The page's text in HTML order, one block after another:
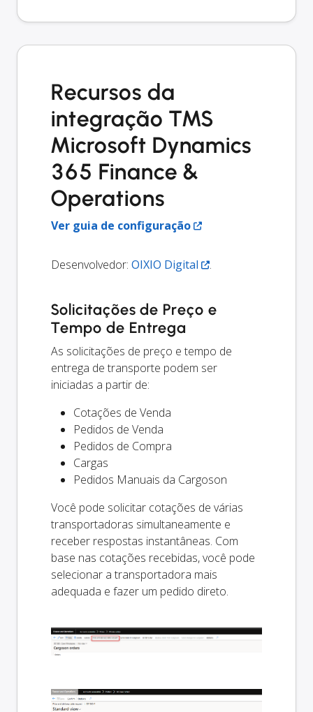
Recursos da
integração TMS
Microsoft Dynamics
365 Finance &
Operations
Ver guia de configuração
Desenvolvedor: OIXIO Digital .
Solicitações de Preço e
Tempo de Entrega
As solicitações de preço e tempo de
entrega de transporte podem ser
iniciadas a partir de:
Cotações de Venda
Pedidos de Venda
Pedidos de Compra
Cargas
Pedidos Manuais da Cargoson
Você pode solicitar cotações de várias
transportadoras simultaneamente e
receber respostas instantâneas. Com
base nas cotações recebidas, você pode
selecionar a transportadora mais
adequada e fazer um pedido direto.